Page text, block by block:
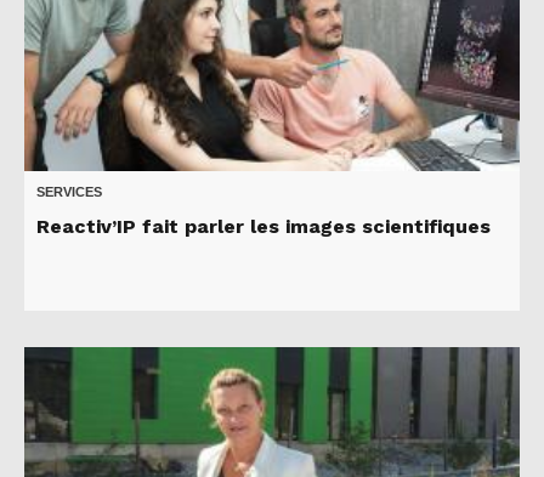
SERVICES
Reactiv’IP fait parler les images scientifiques